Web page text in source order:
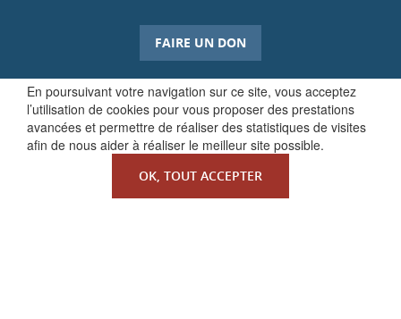
En poursuivant votre navigation sur ce site, vous acceptez
l’utilisation de cookies pour vous proposer des prestations
avancées et permettre de réaliser des statistiques de visites
afin de nous aider à réaliser le meilleur site possible.
OK, TOUT ACCEPTER
FAIRE UN DON